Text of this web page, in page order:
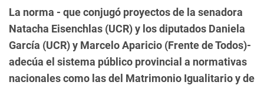
La norma - que conjugó proyectos de la senadora
Natacha Eisenchlas (UCR) y los diputados Daniela
García (UCR) y Marcelo Aparicio (Frente de Todos)-
adecúa el sistema público provincial a normativas
nacionales como las del Matrimonio Igualitario y de